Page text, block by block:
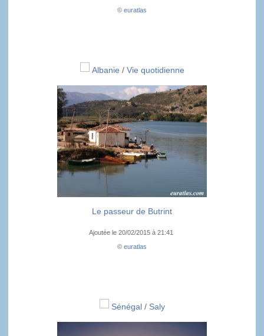
© euratlas
Albanie / Vie quotidienne
Le passeur de Butrint
Ajoutée le 20/02/2015 à 21:41
© euratlas
Sénégal/ Saly